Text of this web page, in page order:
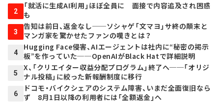
2
「就活に生成AI利用」ほぼ全員に 面接で内容追及され困惑
も
3
告知は前日、返金なし──ソシャゲ「文マヨ」サ終の顛末と
マンガ家を驚かせたファンの嘆きとは？
4
Hugging Face侵害、AIエージェントは社内に“秘密の掲示
板”を作っていた──OpenAIがBlack Hatで詳細説明
5
X、「クリエイター収益分配プログラム」終了へ──「オリジ
ナル投稿」に絞った新報酬制度に移行
6
ドコモ・バイクシェアのシステム障害、いまだ全面復旧なら
ず 8月1日以降の利用者には「全額返金」へ